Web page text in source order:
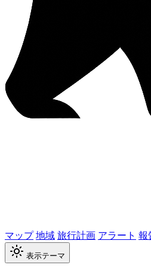
マップ地域旅行計画 アラート 報
表示テーマ